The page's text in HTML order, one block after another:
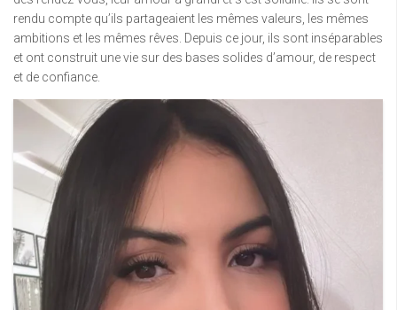
rendu compte qu’ils partageaient les mêmes valeurs, les mêmes
ambitions et les mêmes rêves. Depuis ce jour, ils sont inséparables
et ont construit une vie sur des bases solides d’amour, de respect
et de confiance.